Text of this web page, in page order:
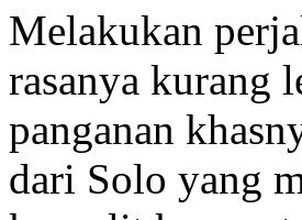
Melakukan
rasanya kurang
panganan
dari Solo yang